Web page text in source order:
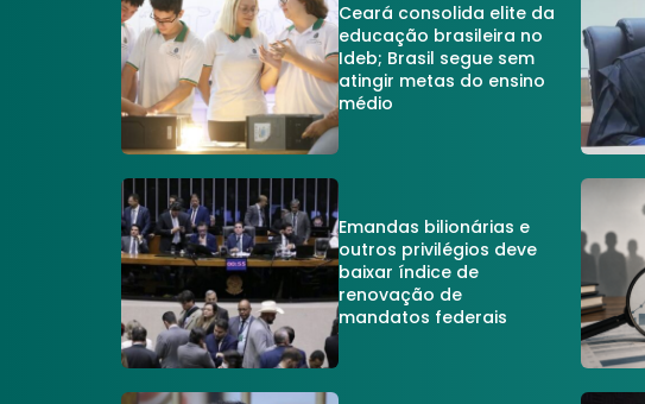
Ceará consolida elite da
educação brasileira no
Ideb; Brasil segue sem
atingir metas do ensino
médio
Emandas bilionárias e
outros privilégios deve
baixar índice de
renovação de
mandatos federais